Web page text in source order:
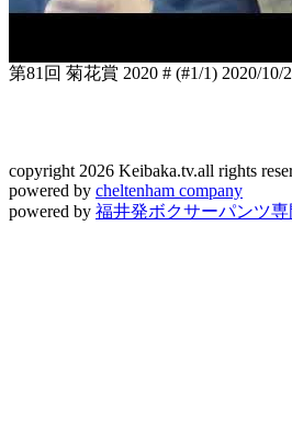
第81回 菊花賞 2020 # (#1/1) 2020/10/
copyright 2026 Keibaka.tv.all rights
powered by cheltenham company
powered by 福井発ボクサーパンツ